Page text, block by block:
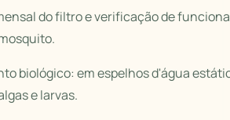
do filtro e verificação de
biológico: em espelhos d'água
e larvas.